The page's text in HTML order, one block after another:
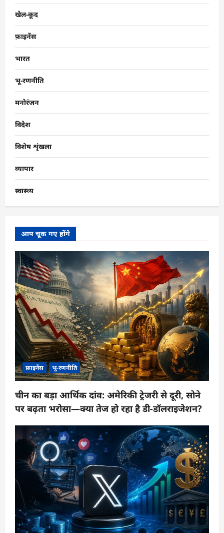
खेल-कूद
फ़ाइनेंस
भारत
भू-रणनीति
मनोरंजन
विदेश
विशेष शृंखला
व्यापार
स्वास्थ्य
आप चूक गए होंगे
फ़ाइनेंस भू-रणनीति
चीन का बड़ा आर्थिक दांव: अमेरिकी ट्रेजरी से दूरी, सोने
पर बढ़ता भरोसा—क्या तेज हो रहा है डी-डॉलराइजेशन?